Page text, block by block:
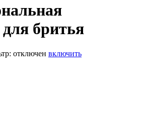
бритья
отключен включить